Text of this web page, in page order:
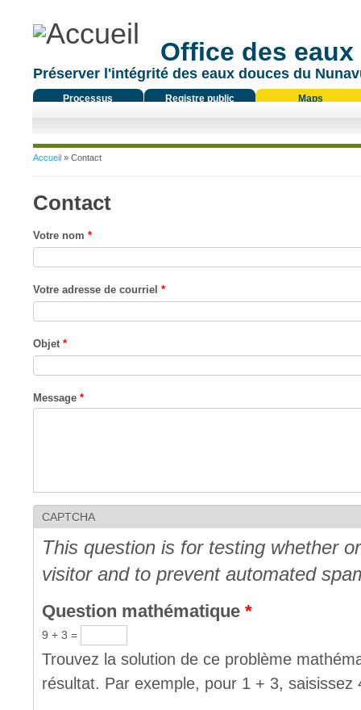
Office des
Préserver l'intégrité des eaux douces du
Processus
Registre public Maps
Vous êtes ici
Accueil» Contact
Contact
Votre nom *
Votre adresse de courriel *
Objet *
Message *
CAPTCHA
This question is for testing whether
visitor and to prevent automated
Question mathématique *
9 + 3 =
Trouvez la solution de ce problème
résultat. Par exemple, pour 1 + 3, saisissez